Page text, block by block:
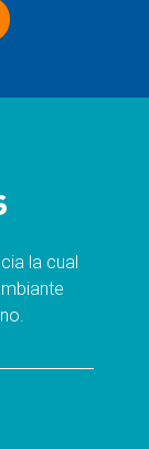
la cual